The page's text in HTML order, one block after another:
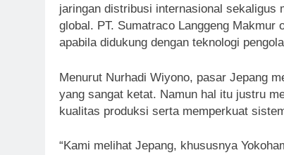
jaringan distribusi internasional sekaligus
global. PT. Sumatraco Langgeng
apabila didukung dengan teknologi
Menurut Nurhadi Wiyono, pasar Jepang
yang sangat ketat. Namun hal itu justru
kualitas produksi serta memperkuat
“Kami melihat Jepang, khususnya